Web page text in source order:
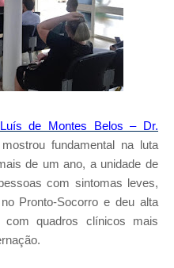
de Montes Belos – Dr.
fundamental na luta
de um ano, a unidade de
com sintomas leves,
Pronto-Socorro e deu alta
quadros clínicos mais